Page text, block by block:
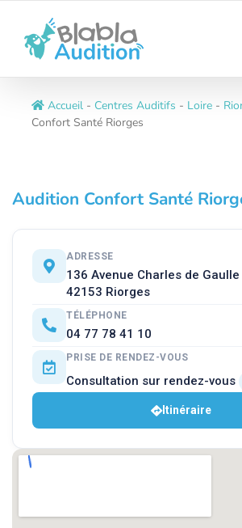
contenu
Accueil - Centres Auditifs - Loire -
Confort Santé Riorges
Audition Confort Santé
ADRESSE
136 Avenue Charles de Gaulle
42153 Riorges
TÉLÉPHONE
04 77 78 41 10
PRISE DE RENDEZ-VOUS
Consultation sur rendez-vous
Itinéraire